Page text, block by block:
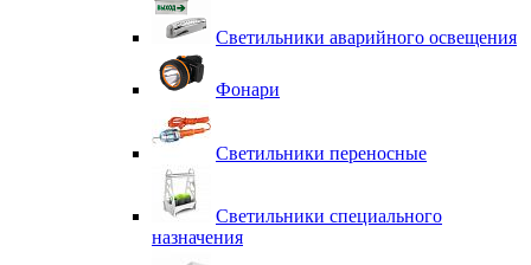
Светильники аварийного освещения
Фонари
Светильники переносные
Светильники специального
назначения